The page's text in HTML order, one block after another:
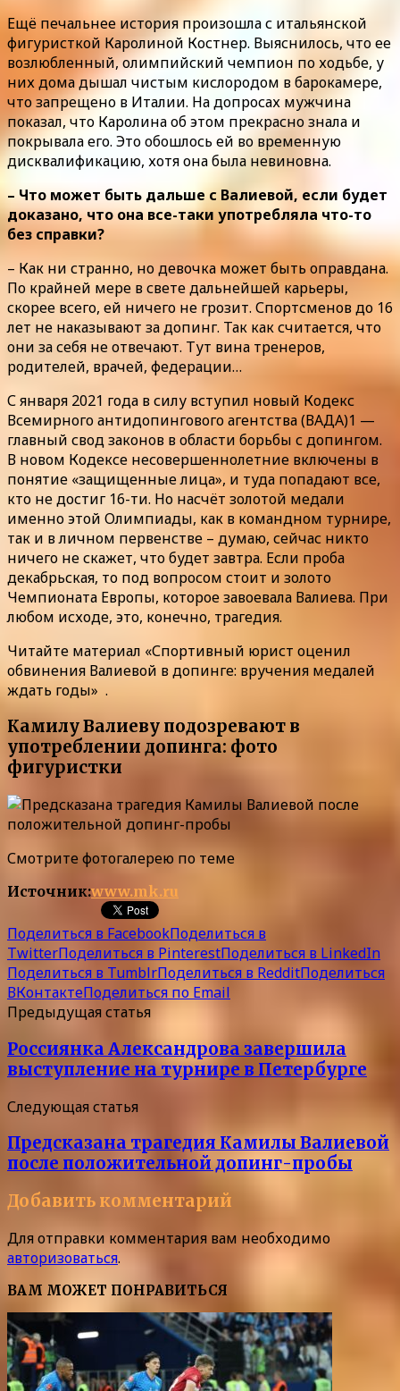
Ещё печальнее история произошла с итальянской
фигуристкой Каролиной Костнер. Выяснилось, что ее
возлюбленный, олимпийский чемпион по ходьбе, у
них дома дышал чистым кислородом в барокамере,
что запрещено в Италии. На допросах мужчина
показал, что Каролина об этом прекрасно знала и
покрывала его. Это обошлось ей во временную
дисквалификацию, хотя она была невиновна.
– Что может быть дальше с Валиевой, если будет
доказано, что она все-таки употребляла что-то
без справки?
– Как ни странно, но девочка может быть оправдана.
По крайней мере в свете дальнейшей карьеры,
скорее всего, ей ничего не грозит. Спортсменов до 16
лет не наказывают за допинг. Так как считается, что
они за себя не отвечают. Тут вина тренеров,
родителей, врачей, федерации…
С января 2021 года в силу вступил новый Кодекс
Всемирного антидопингового агентства (ВАДА)1 —
главный свод законов в области борьбы с допингом.
В новом Кодексе несовершеннолетние включены в
понятие «защищенные лица», и туда попадают все,
кто не достиг 16-ти. Но насчёт золотой медали
именно этой Олимпиады, как в командном турнире,
так и в личном первенстве – думаю, сейчас никто
ничего не скажет, что будет завтра. Если проба
декабрьская, то под вопросом стоит и золото
Чемпионата Европы, которое завоевала Валиева. При
любом исходе, это, конечно, трагедия.
Читайте материал «Спортивный юрист оценил
обвинения Валиевой в допинге: вручения медалей
ждать годы» .
Камилу Валиеву подозревают в
употреблении допинга: фото
фигуристки
Смотрите фотогалерею по теме
Источник:www.mk.ru
Поделиться в FacebookПоделиться в
TwitterПоделиться в PinterestПоделиться в LinkedIn
Поделиться в TumblrПоделиться в RedditПоделиться
ВКонтактеПоделиться по Email
Предыдущая статья
Россиянка Александрова завершила
выступление на турнире в Петербурге
Следующая статья
Предсказана трагедия Камилы Валиевой
после положительной допинг-пробы
Добавить комментарий
Для отправки комментария вам необходимо
авторизоваться.
ВАМ МОЖЕТ ПОНРАВИТЬСЯ